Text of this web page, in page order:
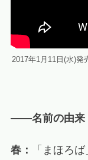
2017年1月11日(水)発
――名前の由来
春：
「まほろ